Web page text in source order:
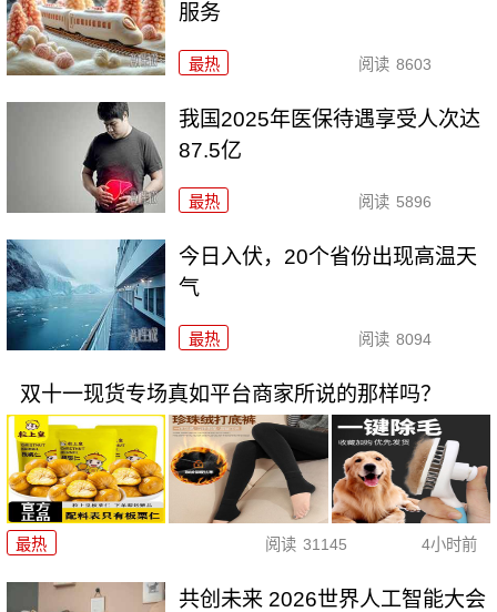
服务
最热 阅读 8603
我国2025年医保待遇享受人次达
87.5亿
最热 阅读 5896
今日入伏，20个省份出现高温天
气
最热 阅读 8094
双十一现货专场真如平台商家所说的那样吗？
最热 阅读 31145 4小时前
共创未来 2026世界人工智能大会